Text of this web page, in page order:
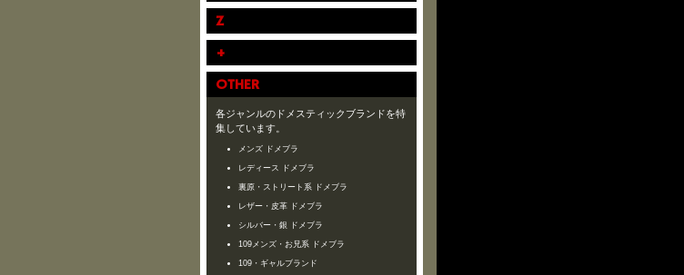
Z
+
OTHER
各ジャンルのドメスティックブランドを特
集しています。
メンズ ドメブラ
レディース ドメブラ
裏原・ストリート系 ドメブラ
レザー・皮革 ドメブラ
シルバー・銀 ドメブラ
109メンズ・お兄系 ドメブラ
109・ギャルブランド